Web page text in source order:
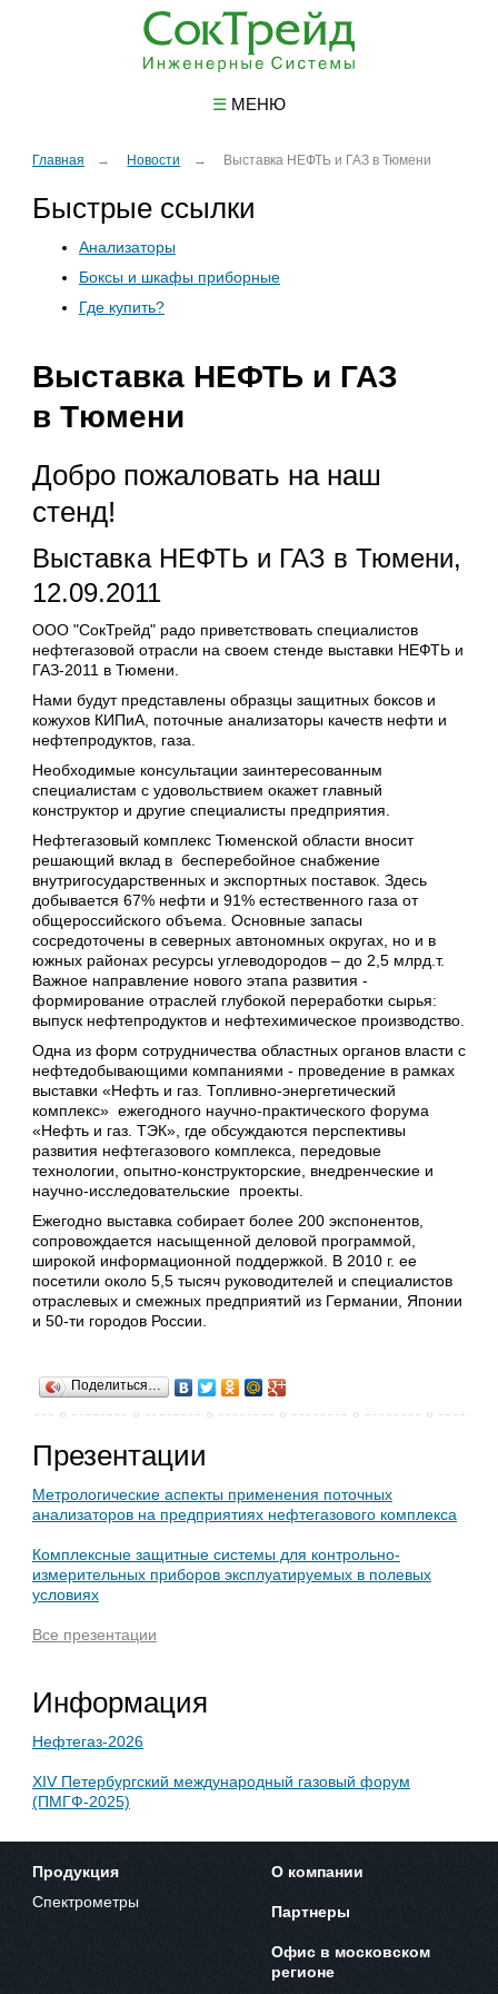
☰МЕНЮ
Главная Новости Выставка НЕФТЬ и ГАЗ в Тюмени
Быстрые ссылки
Анализаторы
Боксы и шкафы приборные
Где купить?
Выставка НЕФТЬ и ГАЗ
в Тюмени
Добро пожаловать на наш
стенд!
Выставка НЕФТЬ и ГАЗ в Тюмени,
12.09.2011
ООО "СокТрейд" радо приветствовать специалистов
нефтегазовой отрасли на своем стенде выставки НЕФТЬ и
ГАЗ-2011 в Тюмени.
Нами будут представлены образцы защитных боксов и
кожухов КИПиА, поточные анализаторы качеств нефти и
нефтепродуктов, газа.
Необходимые консультации заинтересованным
специалистам с удовольствием окажет главный
конструктор и другие специалисты предприятия.
Нефтегазовый комплекс Тюменской области вносит
решающий вклад в бесперебойное снабжение
внутригосударственных и экспортных поставок. Здесь
добывается 67% нефти и 91% естественного газа от
общероссийского объема. Основные запасы
сосредоточены в северных автономных округах, но и в
южных районах ресурсы углеводородов – до 2,5 млрд.т.
Важное направление нового этапа развития -
формирование отраслей глубокой переработки сырья:
выпуск нефтепродуктов и нефтехимическое производство.
Одна из форм сотрудничества областных органов власти с
нефтедобывающими компаниями - проведение в рамках
выставки «Нефть и газ. Топливно-энергетический
комплекс» ежегодного научно-практического форума
«Нефть и газ. ТЭК», где обсуждаются перспективы
развития нефтегазового комплекса, передовые
технологии, опытно-конструкторские, внедренческие и
научно-исследовательские проекты.
Ежегодно выставка собирает более 200 экспонентов,
сопровождается насыщенной деловой программой,
широкой информационной поддержкой. В 2010 г. ее
посетили около 5,5 тысяч руководителей и специалистов
отраслевых и смежных предприятий из Германии, Японии
и 50-ти городов России.
Поделиться…
Презентации
Метрологические аспекты применения поточных
анализаторов на предприятиях нефтегазового комплекса
Комплексные защитные системы для контрольно-
измерительных приборов эксплуатируемых в полевых
условиях
Все презентации
Информация
Нефтегаз-2026
XIV Петербургский международный газовый форум
(ПМГФ-2025)
Продукция
Спектрометры
О компании
Партнеры
Офис в московском
регионе